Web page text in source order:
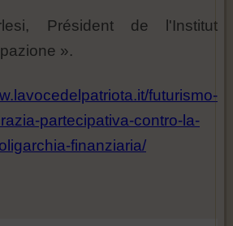
Président de l'Institut
».
futurismo-
partecipativa-contro-la-
finanziaria/